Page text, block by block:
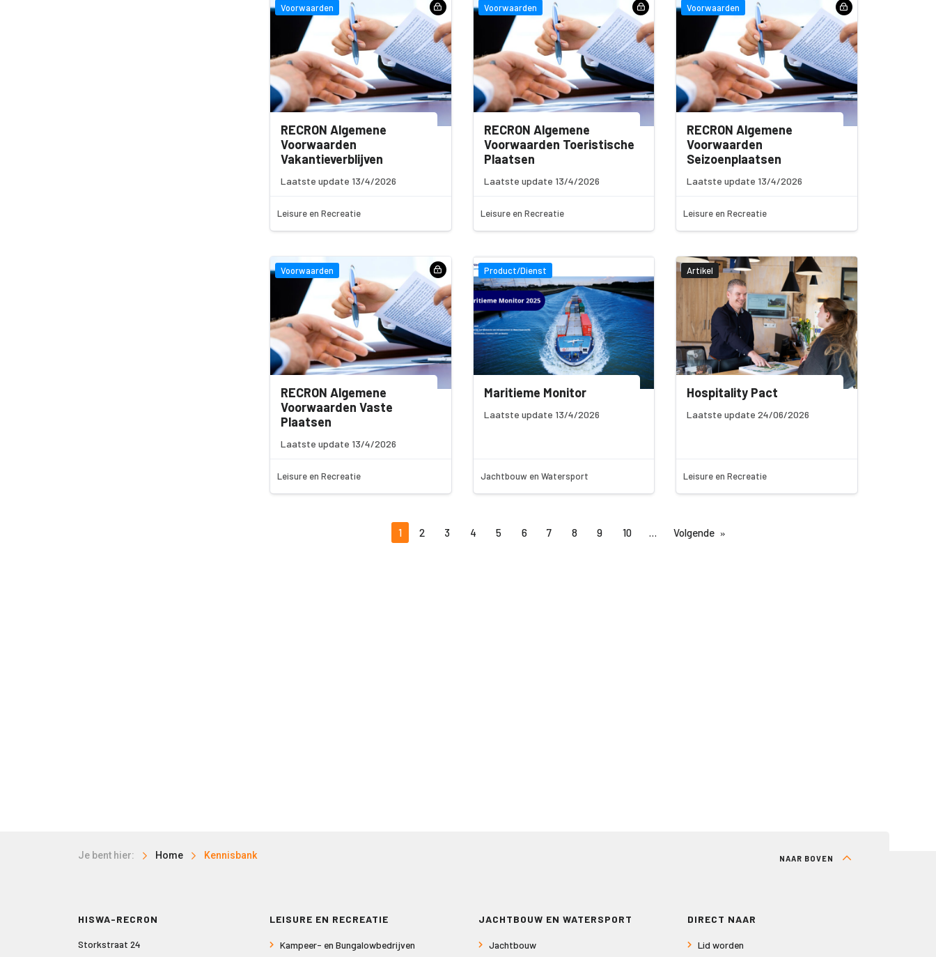
Voorwaarden
RECRON Algemene
Voorwaarden
Vakantieverblijven
Laatste update 13/4/2026
Leisure en Recreatie
Voorwaarden
RECRON Algemene
Voorwaarden Toeristische
Plaatsen
Laatste update 13/4/2026
Leisure en Recreatie
Voorwaarden
RECRON Algemene
Voorwaarden
Seizoenplaatsen
Laatste update 13/4/2026
Leisure en Recreatie
Voorwaarden
RECRON Algemene
Voorwaarden Vaste
Plaatsen
Laatste update 13/4/2026
Leisure en Recreatie
Product/Dienst
Maritieme Monitor
Laatste update 13/4/2026
Jachtbouw en Watersport
Artikel
Hospitality Pact
Laatste update 24/06/2026
Leisure en Recreatie
1 2 3 4 5 6 7 8 9 10 Volgende
Je bent hier: Home Kennisbank NAAR BOVEN
HISWA-RECRON
Storkstraat 24
LEISURE EN RECREATIE
Kampeer- en Bungalowbedrijven
JACHTBOUW EN WATERSPORT
Jachtbouw
DIRECT NAAR
Lid worden